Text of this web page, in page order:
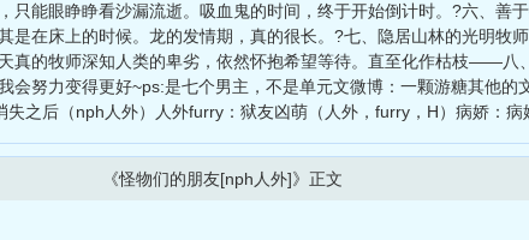
只能眼睁睁看沙漏流逝。吸血鬼的时间，终于开始倒计时。?六、善
是在床上的时候。龙的发情期，真的很长。?七、隐居山林的光明牧
真的牧师深知人类的卑劣，依然怀抱希望等待。直至化作枯枝——八
会努力变得更好~ps:是七个男主，不是单元文微博：一颗游糖其他的
之后（nph人外）人外furry：狱友凶萌（人外，furry，H）病娇：
《怪物们的朋友[nph人外]》正文